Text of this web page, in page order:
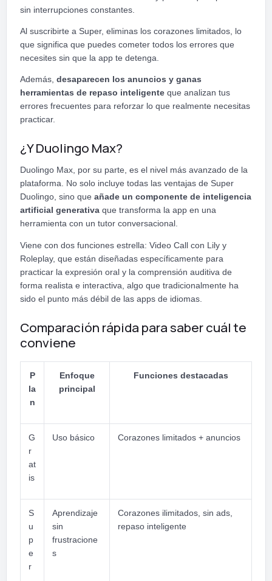
sin interrupciones constantes.
Al suscribirte a Super, eliminas los corazones limitados, lo
que significa que puedes cometer todos los errores que
necesites sin que la app te detenga.
Además, desaparecen los anuncios y ganas
herramientas de repaso inteligente que analizan tus
errores frecuentes para reforzar lo que realmente necesitas
practicar.
¿Y Duolingo Max?
Duolingo Max, por su parte, es el nivel más avanzado de la
plataforma. No solo incluye todas las ventajas de Super
Duolingo, sino que añade un componente de inteligencia
artificial generativa que transforma la app en una
herramienta con un tutor conversacional.
Viene con dos funciones estrella: Video Call con Lily y
Roleplay, que están diseñadas específicamente para
practicar la expresión oral y la comprensión auditiva de
forma realista e interactiva, algo que tradicionalmente ha
sido el punto más débil de las apps de idiomas.
Comparación rápida para saber cuál te
conviene
P
la
n
Enfoque
principal
Funciones destacadas
G
r
at
is
Uso básico Corazones limitados + anuncios
S
u
p
e
r
Aprendizaje
sin
frustracione
s
Corazones ilimitados, sin ads,
repaso inteligente